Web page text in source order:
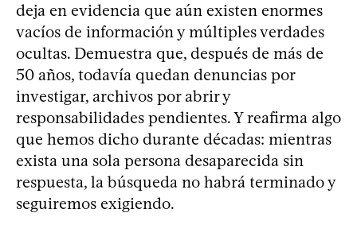
deja en evidencia que aún existen enormes
vacíos de información y múltiples verdades
ocultas. Demuestra que, después de más de
50 años, todavía quedan denuncias por
investigar, archivos por abrir y
responsabilidades pendientes. Y reafirma algo
que hemos dicho durante décadas: mientras
exista una sola persona desaparecida sin
respuesta, la búsqueda no habrá terminado y
seguiremos exigiendo.